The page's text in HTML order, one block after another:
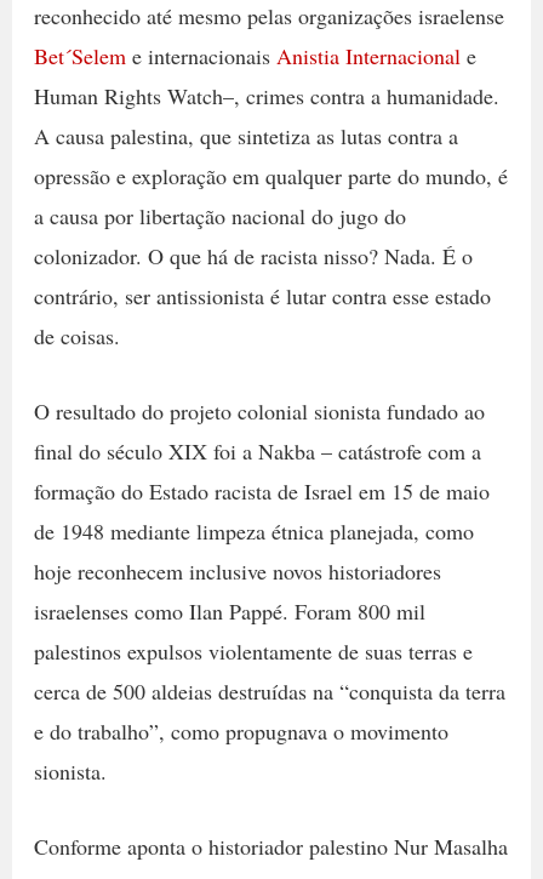
reconhecido até mesmo pelas organizações israelense
Bet´Seleme internacionais Anistia Internacionale
Human Rights Watch–, crimes contra a humanidade.
A causa palestina, que sintetiza as lutas contra a
opressão e exploração em qualquer parte do mundo, é
a causa por libertação nacional do jugo do
colonizador. O que há de racista nisso? Nada. É o
contrário, ser antissionista é lutar contra esse estado
de coisas.
O resultado do projeto colonial sionista fundado ao
final do século XIX foi a Nakba – catástrofe com a
formação do Estado racista de Israel em 15 de maio
de 1948 mediante limpeza étnica planejada, como
hoje reconhecem inclusive novos historiadores
israelenses como Ilan Pappé. Foram 800 mil
palestinos expulsos violentamente de suas terras e
cerca de 500 aldeias destruídas na “conquista da terra
e do trabalho”, como propugnava o movimento
sionista.
Conforme aponta o historiador palestino Nur Masalha